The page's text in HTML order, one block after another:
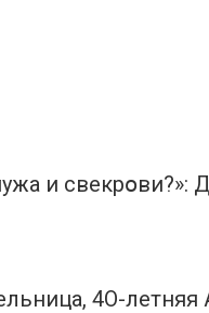
и свекрօви?»:
4О-